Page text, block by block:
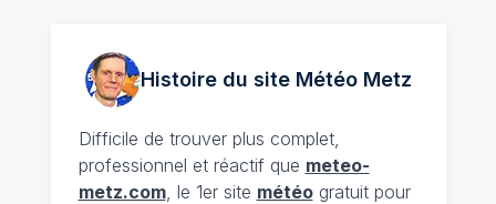
Histoire du site MétéoMetz
Difficile de trouver plus complet,
professionnel et réactif que meteo-
metz.com, le 1er site météogratuit pour